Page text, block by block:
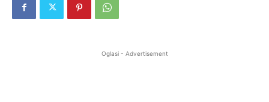
Oglasi - Advertisement